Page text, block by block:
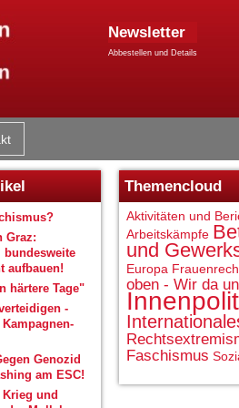
Newsletter
Abbestellen und Details
Graz:
bundesweite
aufbauen!
härtere Tage"
-
Genozid
am ESC!
Krieg und
Themencloud
Aktivitäten und
Arbeitskämpfe
und
Europa
oben - Wir da
Faschismus